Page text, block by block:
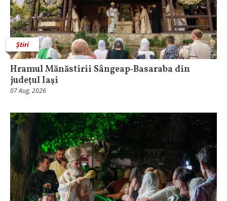
Știri
Hramul Mănăstirii Sângeap‑Basaraba din
judeţul Iaşi
07 Aug, 2026